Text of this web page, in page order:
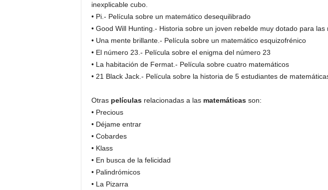
inexplicable cubo.
• Pi.- Película sobre un matemático desequilibrado
• Good Will Hunting.- Historia sobre un joven rebelde muy dotado para las
• Una mente brillante.- Película sobre un matemático esquizofrénico
• El número 23.- Película sobre el enigma del número 23
• La habitación de Fermat.- Película sobre cuatro matemáticos
• 21 Black Jack.- Película sobre la historia de 5 estudiantes de
Otras películasrelacionadas a las matemáticasson:
• Precious
• Déjame entrar
• Cobardes
• Klass
• En busca de la felicidad
• Palindrómicos
• La Pizarra